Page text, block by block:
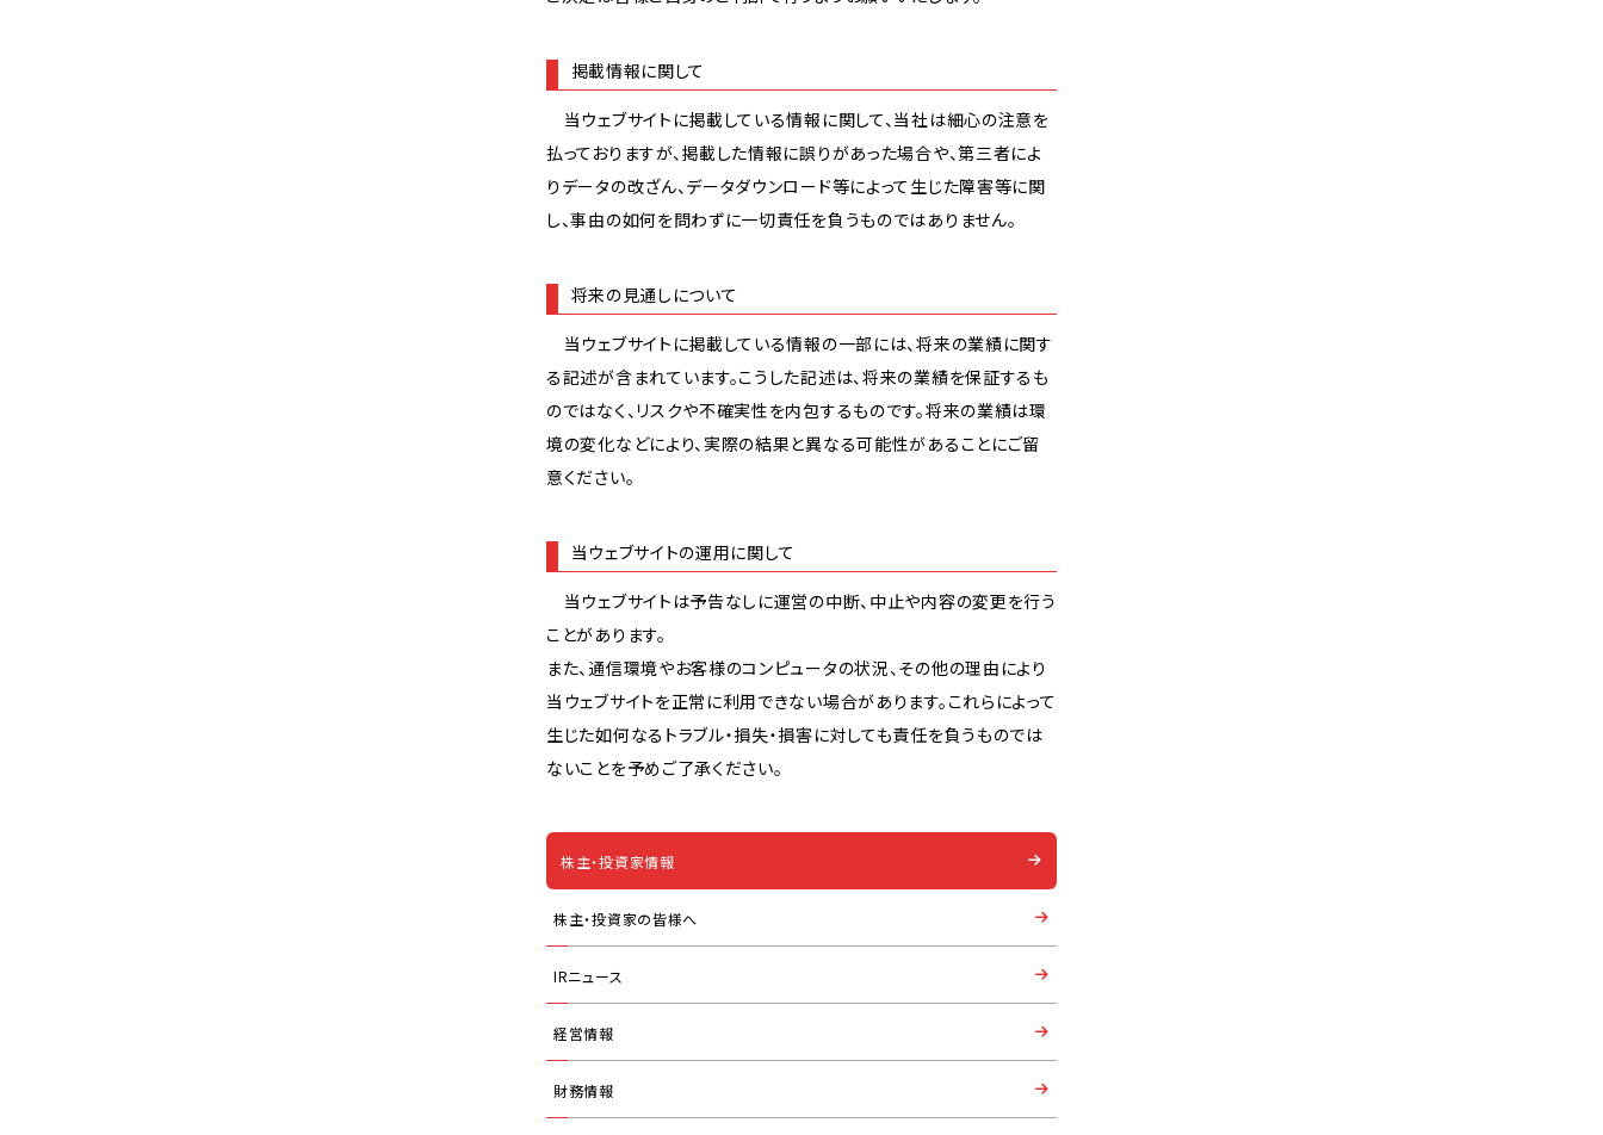
閉じる
掲載情報に関して
当ウェブサイトに掲載している情報に関して、当社は細心の注意を
払っておりますが、掲載した情報に誤りがあった場合や、第三者によ
りデータの改ざん、データダウンロード等によって生じた障害等に関
し、事由の如何を問わずに一切責任を負うものではありません。
将来の見通しについて
当ウェブサイトに掲載している情報の一部には、将来の業績に関す
る記述が含まれています。こうした記述は、将来の業績を保証するも
のではなく、リスクや不確実性を内包するものです。将来の業績は環
境の変化などにより、実際の結果と異なる可能性があることにご留
意ください。
当ウェブサイトの運用に関して
当ウェブサイトは予告なしに運営の中断、中止や内容の変更を行う
ことがあります。
また、通信環境やお客様のコンピュータの状況、その他の理由により
当ウェブサイトを正常に利用できない場合があります。これらによって
生じた如何なるトラブル・損失・損害に対しても責任を負うものでは
ないことを予めご了承ください。
株主・投資家情報
株主・投資家の皆様へ
IRニュース
経営情報
財務情報